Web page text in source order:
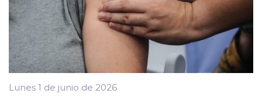
Lunes 1 de junio de 2026